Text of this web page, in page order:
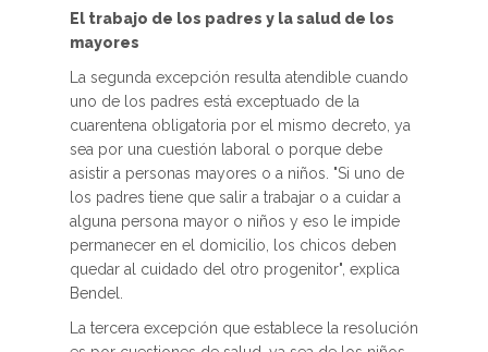
El trabajo de los padres y la salud de los
mayores
La segunda excepción resulta atendible cuando
uno de los padres está exceptuado de la
cuarentena obligatoria por el mismo decreto, ya
sea por una cuestión laboral o porque debe
asistir a personas mayores o a niños. "Si uno de
los padres tiene que salir a trabajar o a cuidar a
alguna persona mayor o niños y eso le impide
permanecer en el domicilio, los chicos deben
quedar al cuidado del otro progenitor", explica
Bendel.
La tercera excepción que establece la resolución